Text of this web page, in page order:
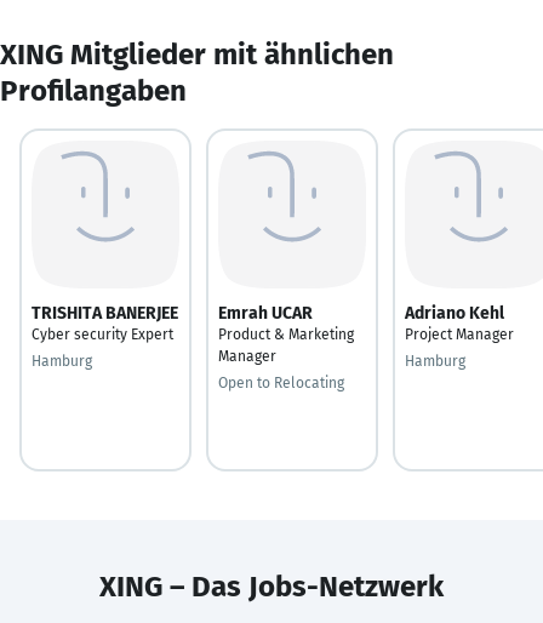
XING Mitglieder mit ähnlichen
Profilangaben
TRISHITA BANERJEE
Cyber security Expert
Hamburg
Emrah UCAR
Product & Marketing
Manager
Open to Relocating
Adriano Kehl
Project Manager
Hamburg
XING – Das Jobs-Netzwerk